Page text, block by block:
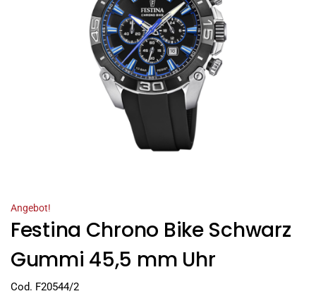
Angebot!
Festina Chrono Bike Schwarz
Gummi 45,5 mm Uhr
Cod. F20544/2